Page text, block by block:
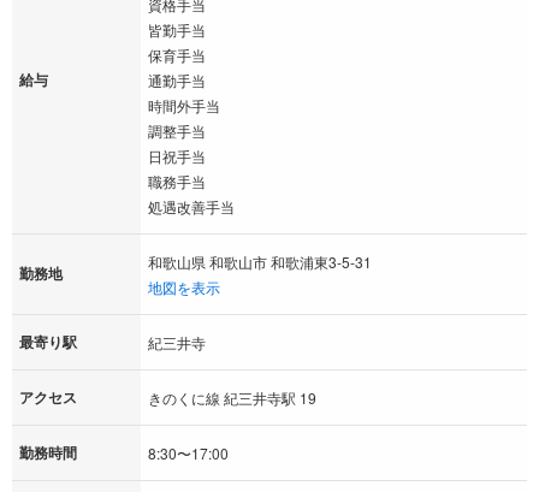
給与
皆勤手当
保育手当
通勤手当
時間外手当
調整手当
日祝手当
職務手当
処遇改善手当
勤務地
和歌山県 和歌山市 和歌浦東3-5-31
地図を表示
最寄り駅 紀三井寺
アクセス きのくに線 紀三井寺駅 19
勤務時間 8:30〜17:00